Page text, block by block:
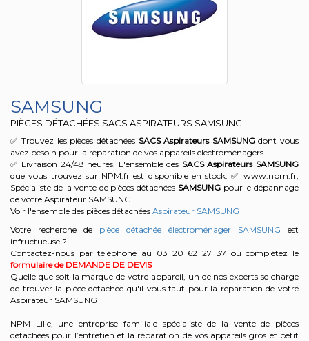
SAMSUNG
PIÈCES DÉTACHÉES SACS ASPIRATEURS SAMSUNG
✅ Trouvez les pièces détachées SACS Aspirateurs SAMSUNGdont vous
avez besoin pour la réparation de vos appareils électroménagers.
✅ Livraison 24/48 heures. L'ensemble des SACS Aspirateurs SAMSUNG
que vous trouvez sur NPM.fr est disponible en stock. ✅ www.npm.fr,
Spécialiste de la vente de pièces détachées SAMSUNGpour le dépannage
de votre Aspirateur SAMSUNG
Voir l'ensemble des pièces détachées Aspirateur SAMSUNG
Votre recherche de pièce détachée électroménager SAMSUNG est
infructueuse ?
Contactez-nous par téléphone au 03 20 62 27 37 ou complétez le
formulaire de DEMANDE DE DEVIS
Quelle que soit la marque de votre appareil, un de nos experts se charge
de trouver la pièce détachée qu'il vous faut pour la réparation de votre
Aspirateur SAMSUNG
NPM Lille, une entreprise familiale spécialiste de la vente de pièces
détachées pour l’entretien et la réparation de vos appareils gros et petit